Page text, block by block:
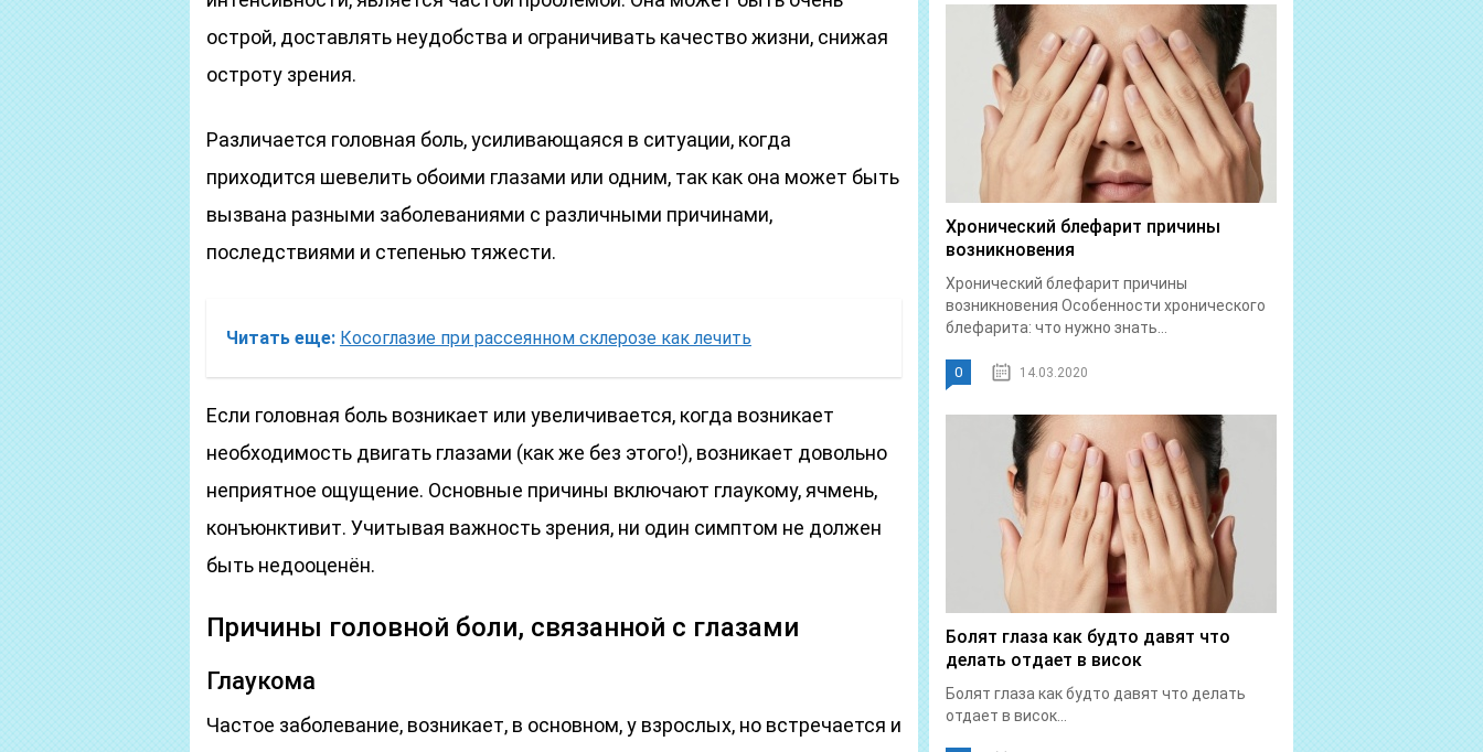
острой, доставлять неудобства и ограничивать качество жизни, снижая
остроту зрения.
Различается головная боль, усиливающаяся в ситуации, когда
приходится шевелить обоими глазами или одним, так как она может быть
вызвана разными заболеваниями с различными причинами,
последствиями и степенью тяжести.
Читать еще: Косоглазие при рассеянном склерозе как лечить
Если головная боль возникает или увеличивается, когда возникает
необходимость двигать глазами (как же без этого!), возникает довольно
неприятное ощущение. Основные причины включают глаукому, ячмень,
конъюнктивит. Учитывая важность зрения, ни один симптом не должен
быть недооценён.
Причины головной боли, связанной с глазами
Глаукома
Частое заболевание, возникает, в основном, у взрослых, но встречается и
Хронический блефарит причины
возникновения
Хронический блефарит причины
возникновения Особенности хронического
блефарита: что нужно знать...
0 14.03.2020
Болят глаза как будто давят что
делать отдает в висок
Болят глаза как будто давят что делать
отдает в висок...